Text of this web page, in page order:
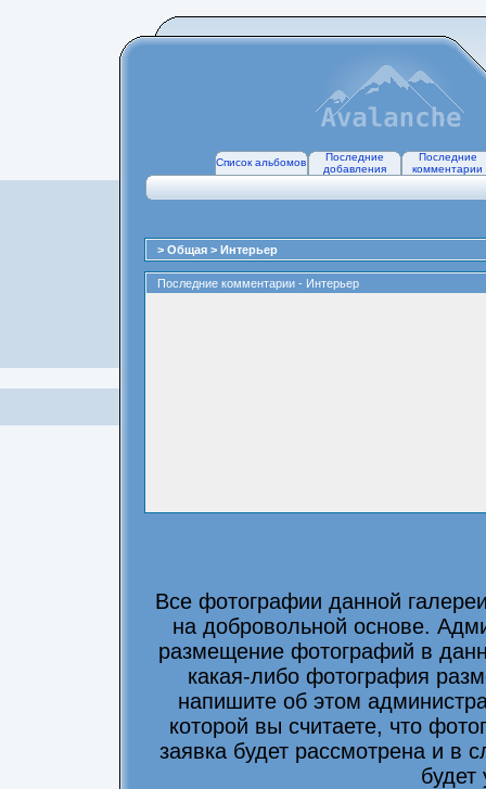
Список альбомов
Последние
добавления
Последние
комментарии
> Общая > Интерьер
Последние комментарии - Интерьер
Все фотографии данной
на добровольной основе.
размещение фотографий в
какая-либо фотография
напишите об этом
которой вы считаете, что
заявка будет рассмотрена и в
будет